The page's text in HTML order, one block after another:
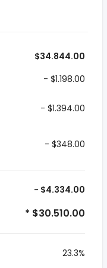
$34.844.00
- $1.198.00
- $1.394.00
- $348.00
- $4.334.00
* $30.510.00
23.3%